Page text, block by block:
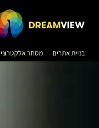
בניית אתרים מסחר אלקטרוני